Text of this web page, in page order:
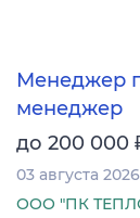
Менеджер
менеджер
до 200 000
03 августа 2026
ООО "ПК